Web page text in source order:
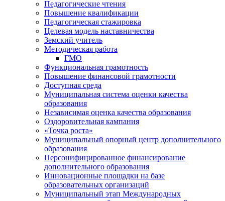
Педагогические чтения
Повышение квалификации
Педагогическая стажировка
Целевая модель наставничества
Земский учитель
Методическая работа
ГМО
Функциональная грамотность
Повышение финансовой грамотности
Доступная среда
Муниципальная система оценки качества
образования
Независимая оценка качества образования
Оздоровительная кампания
«Точка роста»
Муниципальный опорный центр дополнительного
образования
Персонифицированное финансирование
дополнительного образования
Инновационные площадки на базе
образовательных организаций
Муниципальный этап Международных